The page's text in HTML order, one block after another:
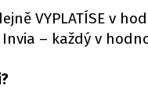
VYPLATÍSE v
– každý v